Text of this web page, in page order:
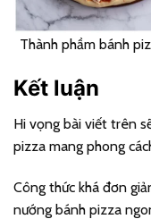
Thành phầm bánh
Kết luận
Hi vọng bài viết trên
pizza mang phong
Công thức khá đơn
nướng bánh pizza